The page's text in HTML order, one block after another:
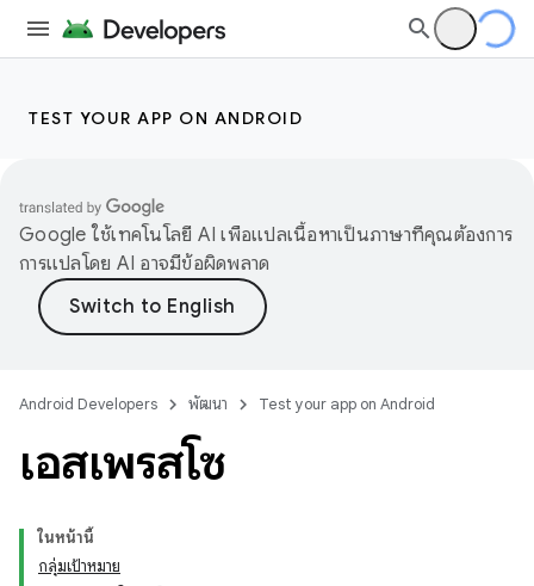
TEST YOUR APP ON ANDROID
Google ใช้เทคโนโลยี AI เพื่อแปลเนื้อหาเป็นภาษาที่คุณต้องการ
การแปลโดย AI อาจมีข้อผิดพลาด
Android Developers พัฒนา Test your app on Android
เอสเพรสโซ
ในหน้านี้
กลุ่มเป้าหมาย